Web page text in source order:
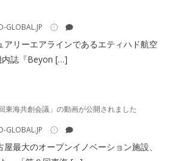
GLOBAL.JP
アリーエアラインであるエティハド航空
内誌『Beyon […]
東海共創会議」の動画が公開されました
GLOBAL.JP
最大のオープンイノベーション施設、